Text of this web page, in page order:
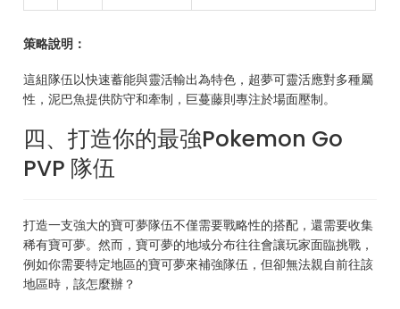
策略說明：
這組隊伍以快速蓄能與靈活輸出為特色，超夢可靈活應對多種屬
性，泥巴魚提供防守和牽制，巨蔓藤則專注於場面壓制。
四、打造你的最強Pokemon Go
PVP 隊伍
打造一支強大的寶可夢隊伍不僅需要戰略性的搭配，還需要收集
稀有寶可夢。然而，寶可夢的地域分布往往會讓玩家面臨挑戰，
例如你需要特定地區的寶可夢來補強隊伍，但卻無法親自前往該
地區時，該怎麼辦？